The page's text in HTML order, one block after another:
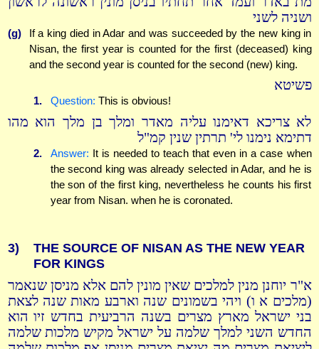
ושניה לשני
(g)
If a king died in Adar and was succeeded by the new king in
Nisan, the first year is counted for the first (deceased) king
and the second year is counted for the second (new) king.
פשיטא
1. Question: This is obvious!
לא צריכא דאימנו עליה מאדר ומלך בן מלך הוא מהו
דתימא נימנו לי' תרתין שנין קמ"ל
2. Answer: It is needed to teach that even in a case when
the second king was already selected in Adar, and he is
the son of the first king, nevertheless he counts his first
year from Nisan. when he is coronated.
3)
THE SOURCE OF NISAN AS THE NEW YEAR
FOR KINGS
א"ר יוחנן מנין למלכים שאין מונין להם אלא מניסן שנאמר
(מלכים א ו) ויהי בשמונים שנה וארבע מאות שנה לצאת
בני ישראל מארץ מצרים בשנה הרביעית בחדש זיו הוא
החדש השני למלך שלמה על ישראל מקיש מלכות שלמה